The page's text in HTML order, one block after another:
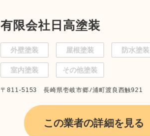
有限会社日高塗装
外壁塗装 屋根塗装 防水塗装
室内塗装 その他塗装
〒811-5153 長崎県壱岐市郷ﾉ浦町渡良西触921
この業者の詳細を見る